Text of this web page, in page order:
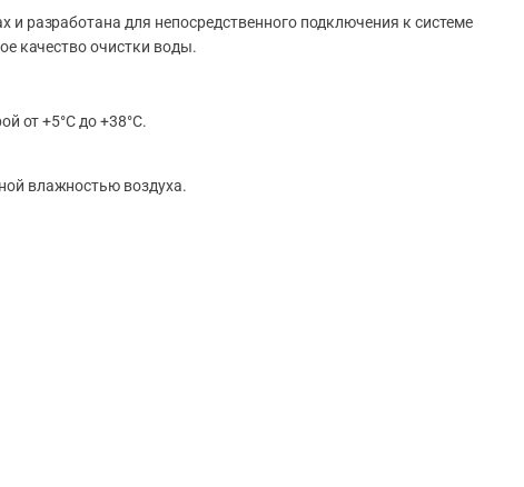
разработана для непосредственного подключения к системе
качество очистки воды.
от +5°С до +38°С.
влажностью воздуха.